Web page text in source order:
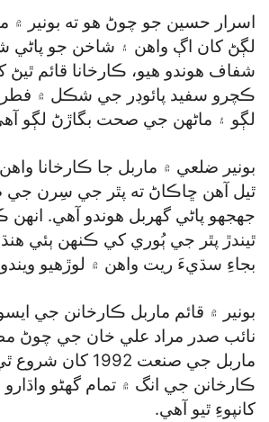
اسرار حسين جو چوڻ هو ته بونير ۾
لڳڻ کان اڳ واهن ۽ شاخن جو
شفاف هوندو هيو، ڪارخانا قائم ٿيڻ
ڪچرو سفيد پائوڊر جي شڪل ۾
لڳو ۽ ماڻهن جي صحت بگاڙڻ لڳو
بونير ضلعي ۾ ماربل جا ڪارخانا
ٿيل آهن ڇاڪاڻ ته پٿر جي سِرن جي
جهجهو پاڻي گھربل هوندو آهي. انهن
ٿيندڙ پٿر جي ٻُوري کي ڪنهن ٻئي
بجاءِ سڌيءَ ريت واهن ۾ لوڙهيو
بونير ۾ قائم ماربل ڪارخانن جي
نائب صدر مراد علي خان جي چوڻ
ماربل جي صنعت 1992
کانپوءِ ٿيو آهي.